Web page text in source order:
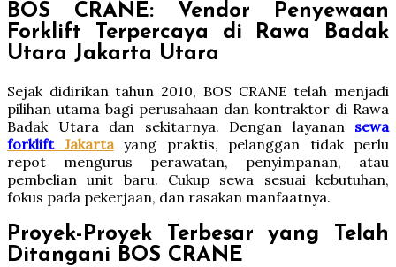
BOS CRANE: Vendor Penyewaan
Forklift Terpercaya di Rawa Badak
Utara Jakarta Utara
Sejak didirikan tahun 2010, BOS CRANE telah menjadi
pilihan utama bagi perusahaan dan kontraktor di Rawa
Badak Utara dan sekitarnya. Dengan layanan sewa
forkliftJakartayang praktis, pelanggan tidak perlu
repot mengurus perawatan, penyimpanan, atau
pembelian unit baru. Cukup sewa sesuai kebutuhan,
fokus pada pekerjaan, dan rasakan manfaatnya.
Proyek-Proyek Terbesar yang Telah
Ditangani BOS CRANE